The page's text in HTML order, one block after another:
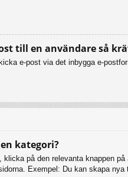
till en användare så
e-post via det inbygga e-
kategori?
på den relevanta knappen
Exempel: Du kan skapa